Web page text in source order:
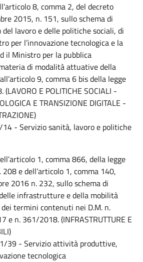
8, comma 2, del decreto
2015, n. 151, sullo schema di
lavoro e delle politiche sociali, di
per l’innovazione tecnologica e la
il Ministro per la pubblica
di modalità attuative della
9, comma 6 bis della legge
E POLITICHE SOCIALI -
E TRANSIZIONE DIGITALE -
- Servizio sanità, lavoro e politiche
1, comma 866, della legge
e dell’articolo 1, comma 140,
2016 n. 232, sullo schema di
infrastrutture e della mobilità
termini contenuti nei D.M. n.
n. 361/2018. (INFRASTRUTTURE E
39 - Servizio attività produttive,
tecnologica